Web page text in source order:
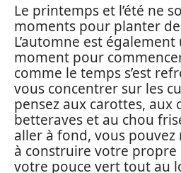
Le printemps et l’été ne
moments pour planter
L’automne est
moment pour
comme le temps s’est
vous concentrer sur les
pensez aux carottes, aux
betteraves et au chou
aller à fond, vous
à construire votre
votre pouce vert tout au